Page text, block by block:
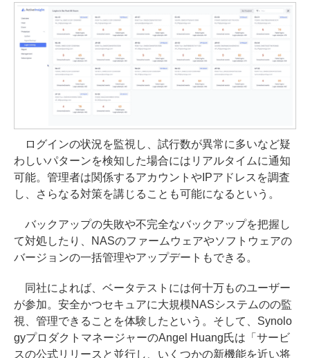
ログインの状況を監視し、試行数が異常に多いなど疑
わしいパターンを検知した場合にはリアルタイムに通知
可能。管理者は関係するアカウントやIPアドレスを調査
し、さらなる対策を講じることも可能になるという。
バックアップの失敗や不完全なバックアップを把握し
て対処したり、NASのファームウェアやソフトウェアの
バージョンの一括管理やアップデートもできる。
同社によれば、ベータテストには何十万ものユーザー
が参加。安全かつセキュアに大規模NASシステムのの監
視、管理できることを体験したという。そして、Synolo
gyプロダクトマネージャーのAngel Huang氏は「サービ
スの公式リリースと並行し、いくつかの新機能を近い将